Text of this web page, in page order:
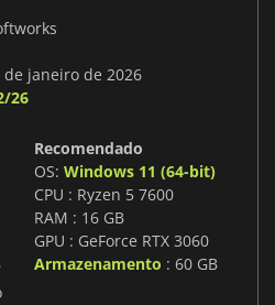
de janeiro de 2026
26
Recomendado
OS: Windows 11 (64-bit)
CPU : Ryzen 5 7600
RAM : 16 GB
GPU : GeForce RTX 3060
Armazenamento : 60 GB